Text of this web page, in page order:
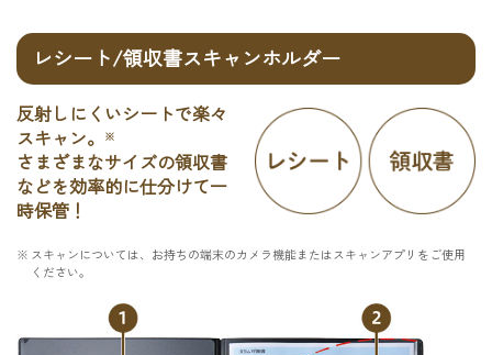
レシート/領収書スキャンホルダー
反射しにくいシートで楽々
スキャン。
※
さまざまなサイズの領収書
などを効率的に仕分けて一
時保管！
※ スキャンについては、お持ちの端末のカメラ機能またはスキャンアプリをご使用
ください。